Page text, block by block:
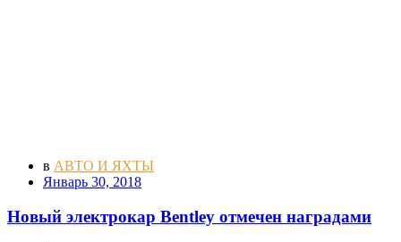
в АВТО И ЯХТЫ
Январь 30, 2018
Новый электрокар Bentley отмечен наградами